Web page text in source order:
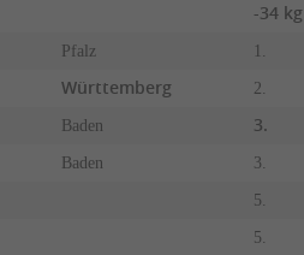
-34 kg
Pfalz
Württemberg 2.
Baden 3.
Baden 3.
5.
5.